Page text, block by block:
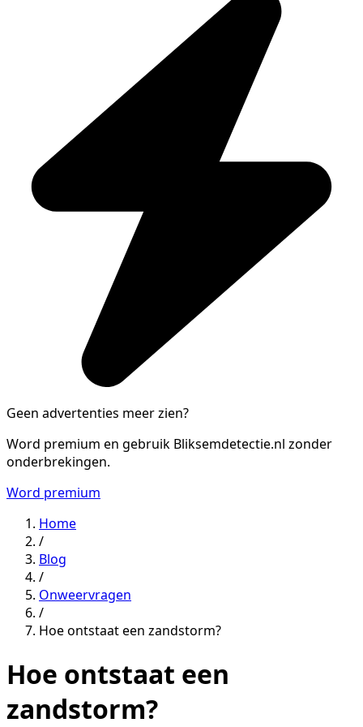
Geen advertenties meer zien?
Word premium en gebruik Bliksemdetectie.nl zonder
onderbrekingen.
Word premium
Home
/
Blog
/
Onweervragen
/
Hoe ontstaat een zandstorm?
Hoe ontstaat een
zandstorm?